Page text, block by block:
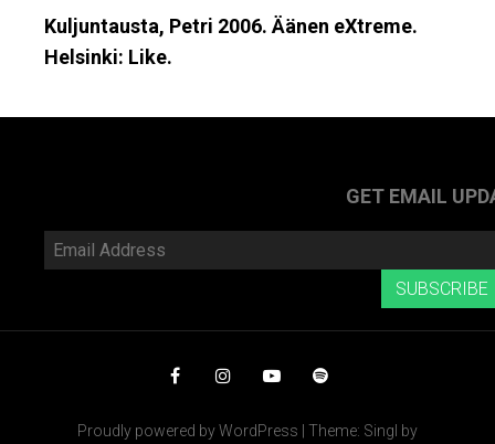
Kuljuntausta, Petri 2006. Äänen eXtreme.
Helsinki: Like.
GET EMAIL
Email
SUBSCRIBE
Proudly powered by WordPress
Theme: Singl by